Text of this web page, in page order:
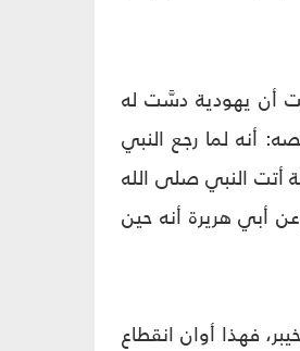
تحدثت عن ذلك قالت أن يهودية دسَّت له
أنه لما رجع النبي
أتت النبي صلى الله
أبي هريرة أنه حين
فهذا أوان انقطاع